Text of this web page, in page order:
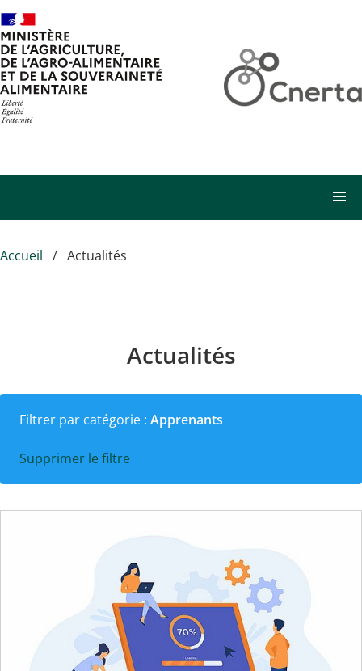
Aller au contenu principal
Accueil Actualités
Actualités
Filtrer par catégorie : Apprenants
Supprimer le filtre